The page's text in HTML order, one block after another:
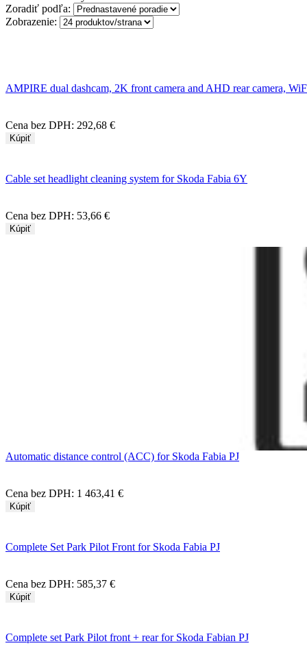
Zoradiť podľa:
Zobrazenie:
AMPIRE dual dashcam, 2K front camera and AHD rear camera,
Cena bez DPH: 292,68 €
Kúpiť
Cable set headlight cleaning system for Skoda Fabia 6Y
Cena bez DPH: 53,66 €
Kúpiť
Automatic distance control (ACC) for Skoda Fabia PJ
Cena bez DPH: 1 463,41 €
Kúpiť
Complete Set Park Pilot Front for Skoda Fabia PJ
Cena bez DPH: 585,37 €
Kúpiť
Complete set Park Pilot front + rear for Skoda Fabian PJ